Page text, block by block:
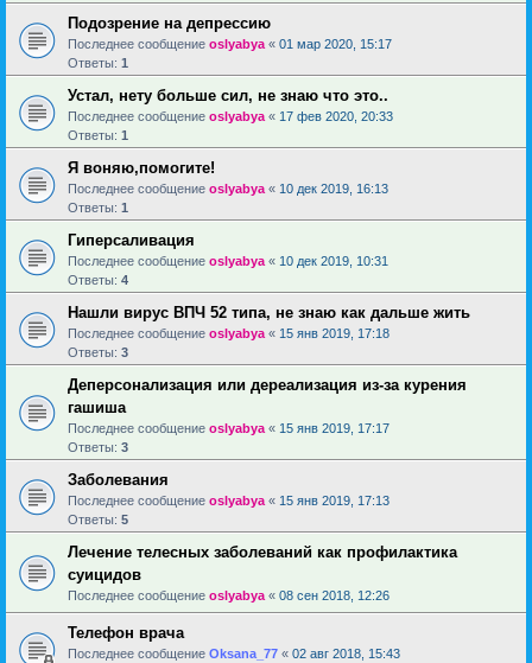
Подозрение на депрессию
Последнее сообщение oslyabya « 01 мар 2020, 15:17
Ответы: 1
Устал, нету больше сил, не знаю что это..
Последнее сообщение oslyabya « 17 фев 2020, 20:33
Ответы: 1
Я воняю,помогите!
Последнее сообщение oslyabya « 10 дек 2019, 16:13
Ответы: 1
Гиперсаливация
Последнее сообщение oslyabya « 10 дек 2019, 10:31
Ответы: 4
Нашли вирус ВПЧ 52 типа, не знаю как дальше жить
Последнее сообщение oslyabya « 15 янв 2019, 17:18
Ответы: 3
Деперсонализация или дереализация из-за курения
гашиша
Последнее сообщение oslyabya « 15 янв 2019, 17:17
Ответы: 3
Заболевания
Последнее сообщение oslyabya « 15 янв 2019, 17:13
Ответы: 5
Лечение телесных заболеваний как профилактика
суицидов
Последнее сообщение oslyabya « 08 сен 2018, 12:26
Телефон врача
Последнее сообщение Oksana_77 « 02 авг 2018, 15:43